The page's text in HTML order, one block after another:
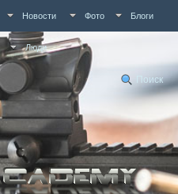
Новости Фото Блоги
Люди
Поиск